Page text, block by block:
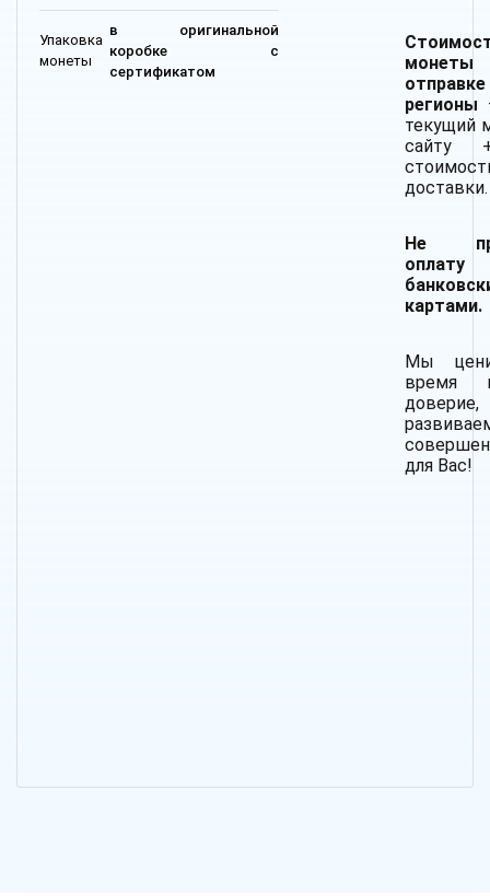
Упаковка
монеты
в оригинальной
коробке с
сертификатом
регионы
текущий
сайту
доставки.
Не
оплату
картами.
Мы
время
для Вас!